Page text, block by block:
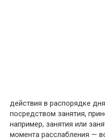
действия в распорядке
посредством занятия,
например, занятия или
момента расслабления —